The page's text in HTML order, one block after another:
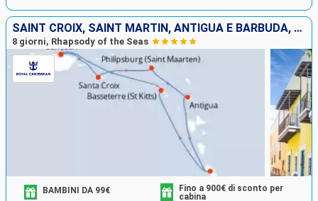
SAINT CROIX, SAINT MARTIN, ANTIGUA E BARBUDA, MARTINICA, SAN CRISTOFORO E NEVIS, PORTORICO
8 giorni, Rhapsody of the Seas
BAMBINI DA 99€
Fino a 900€ di sconto per
cabina